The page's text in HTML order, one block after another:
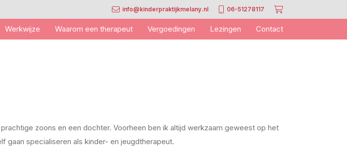
info@kinderpraktijkmelany.nl 06-51278117
Werkwijze Waarom een therapeut Vergoedingen Lezingen Contact
zoons en een dochter. Voorheen ben ik altijd werkzaam geweest op het
gaan specialiseren als kinder- en jeugdtherapeut.